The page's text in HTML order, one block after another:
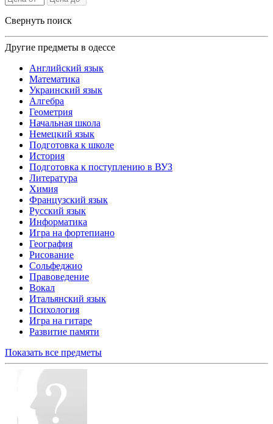
Свернуть поиск
Другие предметы в одессе
Английский язык
Математика
Украинский язык
Алгебра
Геометрия
Начальная школа
Немецкий язык
Подготовка к школе
История
Подготовка к поступлению в ВУЗ
Литература
Химия
Французский язык
Русский язык
Информатика
Игра на фортепиано
География
Рисование
Сольфеджио
Правоведение
Вокал
Итальянский язык
Психология
Игра на гитаре
Развитие памяти
Показать все предметы